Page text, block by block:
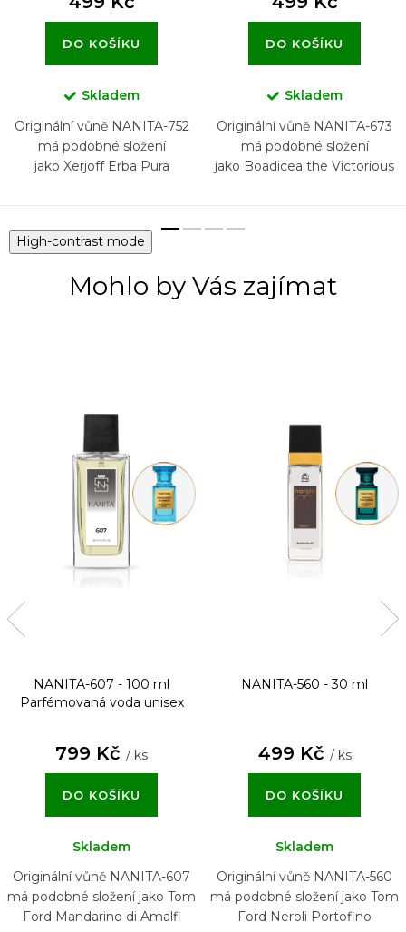
DO KOŠÍKU
Skladem
Originální vůně NANITA-752
má podobné složení
jako Xerjoff Erba Pura
DO KOŠÍKU
Skladem
Originální vůně NANITA-673
má podobné složení
jako Boadicea the Victorious
High-contrast mode
Mohlo by Vás zajímat
NANITA-607 - 100 ml
Parfémovaná voda unisex
799 Kč / ks
DO KOŠÍKU
Skladem
Originální vůně NANITA-607
má podobné složení jako Tom
Ford Mandarino di Amalfi
NANITA-560 - 30 ml
499 Kč / ks
DO KOŠÍKU
Skladem
Originální vůně NANITA-560
má podobné složení jako Tom
Ford Neroli Portofino